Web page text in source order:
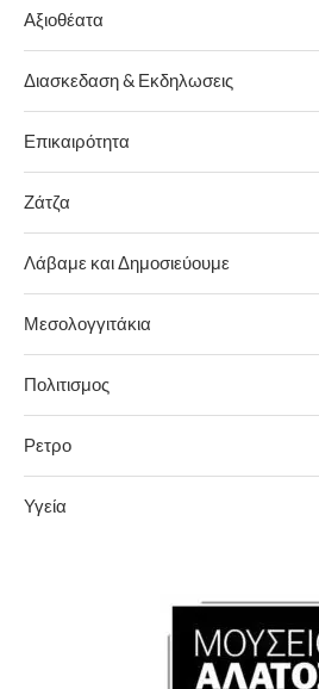
Αξιοθέατα
Διασκεδαση & Εκδηλωσεις
Επικαιρότητα
Ζάτζα
Λάβαμε και Δημοσιεύουμε
Μεσολογγιτάκια
Πολιτισμος
Ρετρο
Υγεία